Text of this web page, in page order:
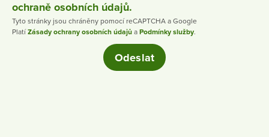
ochraně osobních údajů.
Tyto stránky jsou chráněny pomocí reCAPTCHA a Google
PlatíZásady ochrany osobních údajů a Podmínky služby.